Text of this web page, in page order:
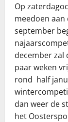
Op
meedoen
september
december zal
paar weken
rond half
dan weer de
het